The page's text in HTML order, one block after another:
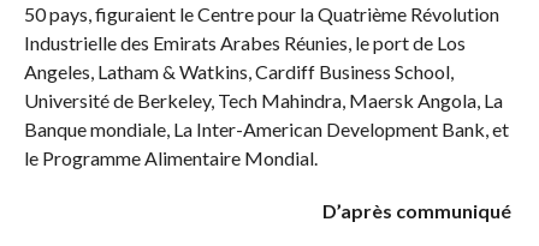
50 pays, figuraient le Centre pour la Quatrième Révolution
Industrielle des Emirats Arabes Réunies, le port de Los
Angeles, Latham & Watkins, Cardiff Business School,
Université de Berkeley, Tech Mahindra, Maersk Angola, La
Banque mondiale, La Inter-American Development Bank, et
le Programme Alimentaire Mondial.
D’après communiqué